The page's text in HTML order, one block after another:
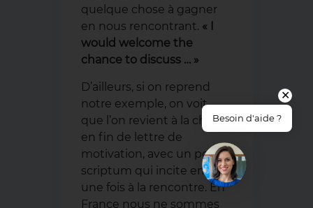
quelque chose à gagner
en nous rencontrant. « I
would welcome the
chance to discuss … »
D’ailleurs, si on reprend
notre exemple, on voit
que l’on revient à la charge
en fin de lettre de
motivation, avec un post-
scriptum qui incite encore
une fois à la rencontre. En
France nous ne sommes
✕
Besoin d'aide ?